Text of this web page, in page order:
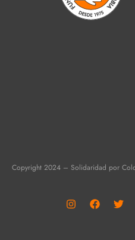
Copyright 2024 – Solidaridad por